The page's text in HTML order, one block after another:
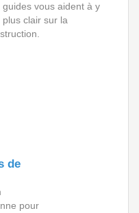
guides vous aident à y
plus clair sur la
de
pour